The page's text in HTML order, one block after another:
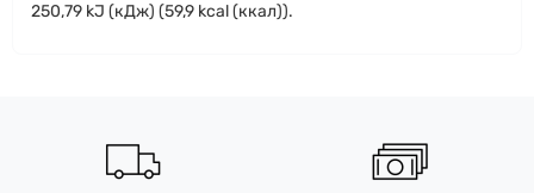
250,79 kJ (кДж) (59,9 kcal (ккал)).